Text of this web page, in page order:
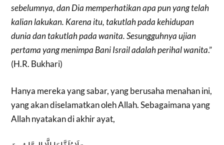
sebelumnya, dan Dia memperhatikan apa pun yang telah
kalian lakukan. Karena itu, takutlah pada kehidupan
dunia dan takutlah pada wanita. Sesungguhnya ujian
pertama yang menimpa Bani Israil adalah perihal wanita.”
(H.R. Bukhari)
Hanya mereka yang sabar, yang berusaha menahan ini,
yang akan diselamatkan oleh Allah. Sebagaimana yang
Allah nyatakan di akhir ayat,